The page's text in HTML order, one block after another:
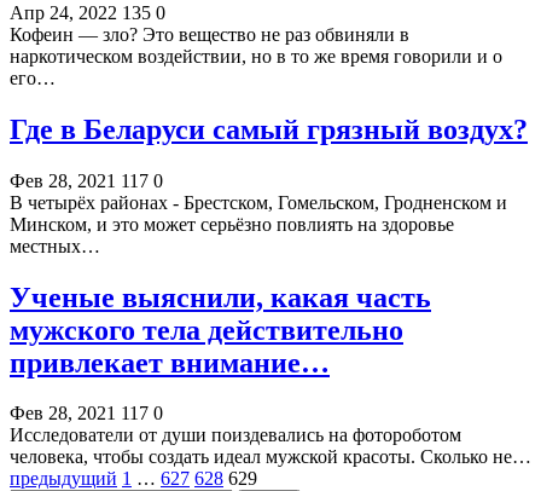
Апр 24, 2022 135 0
Кофеин — зло? Это вещество не раз обвиняли в
наркотическом воздействии, но в то же время говорили и о
его…
Где в Беларуси самый грязный воздух?
Фев 28, 2021 117 0
В четырёх районах - Брестском, Гомельском, Гродненском и
Минском, и это может серьёзно повлиять на здоровье
местных…
Ученые выяснили, какая часть
мужского тела действительно
привлекает внимание…
Фев 28, 2021 117 0
Исследователи от души поиздевались на фотороботом
человека, чтобы создать идеал мужской красоты. Сколько не…
предыдущий 1 … 627 628 629